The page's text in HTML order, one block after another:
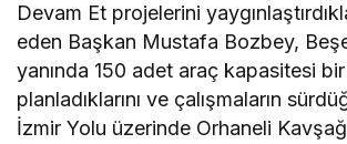
Devam Et projelerini
eden Başkan Mustafa Bozbey,
yanında 150 adet araç kapasitesi bir
planladıklarını ve çalışmaların
İzmir Yolu üzerinde Orhaneli